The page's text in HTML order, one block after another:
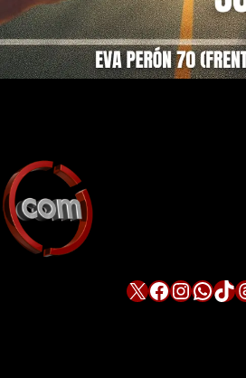
X Facebook InstagramWhatsApp TikTok Threads